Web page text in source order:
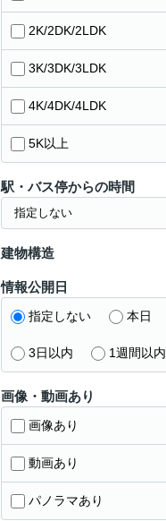
2K/2DK/2LDK
3K/3DK/3LDK
4K/4DK/4LDK
5K以上
駅・バス停からの時間
建物構造
情報公開日
指定しない 本日
3日以内 1週間以内
画像・動画あり
画像あり
動画あり
パノラマあり